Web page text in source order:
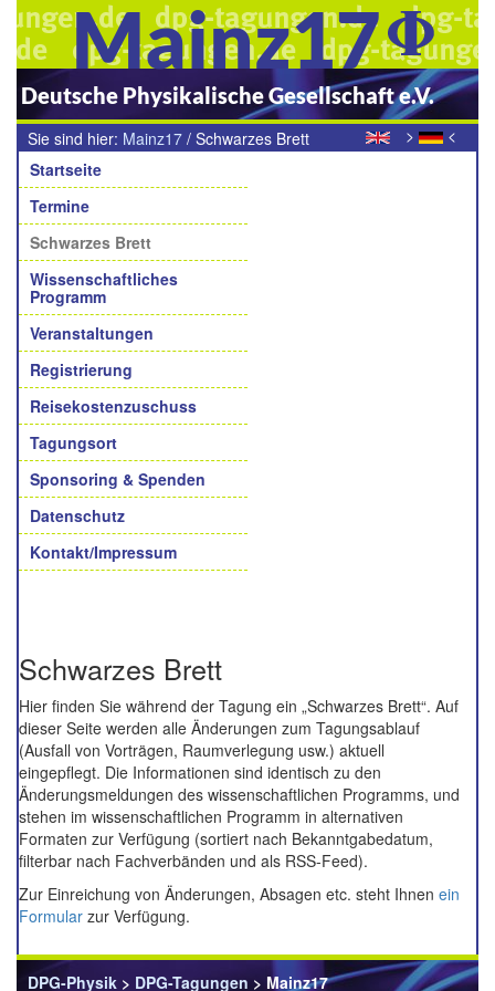
Mainz17
Deutsche Physikalische Gesellschaft e.V.
> <
Sie sind hier: Mainz17 / Schwarzes Brett
Navigation
Startseite
Termine
Schwarzes Brett
Wissenschaftliches
Programm
Veranstaltungen
Registrierung
Reisekostenzuschuss
Tagungsort
Sponsoring & Spenden
Datenschutz
Kontakt/Impressum
Schwarzes Brett
Hier finden Sie während der Tagung ein „Schwarzes Brett“. Auf
dieser Seite werden alle Änderungen zum Tagungsablauf
(Ausfall von Vorträgen, Raumverlegung usw.) aktuell
eingepflegt. Die Informationen sind identisch zu den
Änderungsmeldungen des wissenschaftlichen Programms, und
stehen im wissenschaftlichen Programm in alternativen
Formaten zur Verfügung (sortiert nach Bekanntgabedatum,
filterbar nach Fachverbänden und als RSS-Feed).
Zur Einreichung von Änderungen, Absagen etc. steht Ihnen ein
Formular zur Verfügung.
DPG-Physik > DPG-Tagungen > Mainz17